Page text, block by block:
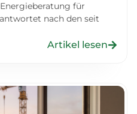
für
nach den seit
Artikel lesen